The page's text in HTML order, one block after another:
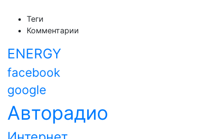
Теги
Комментарии
ENERGY
facebook
google
Авторадио